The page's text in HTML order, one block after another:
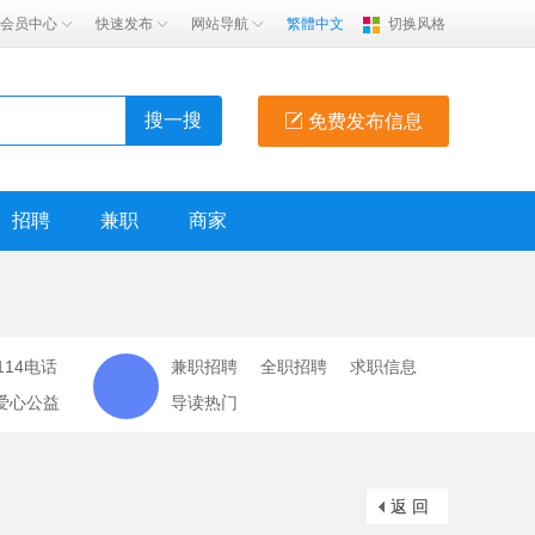
会员中心 快速发布 网站导航 繁體中文 切换风格
免费发布信息
搜一搜
招聘 兼职 商家
电话
心公益
兼职招聘 全职招聘
求职信息
导读热门
返 回